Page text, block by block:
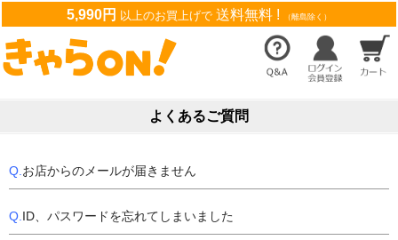
5,990円 以上のお買上げで 送料無料 ! （離島除く）
よくあるご質問
Q. お店からのメールが届きません
Q. ID、パスワードを忘れてしまいました